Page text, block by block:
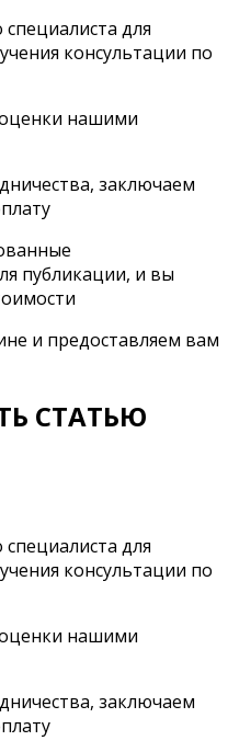
для
консультации по
нашими
заключаем
публикации, и вы
и предоставляем вам
СТАТЬЮ
для
консультации по
нашими
заключаем